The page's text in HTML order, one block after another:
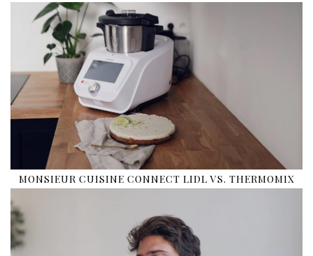
MONSIEUR CUISINE CONNECT LIDL VS. THERMOMIX